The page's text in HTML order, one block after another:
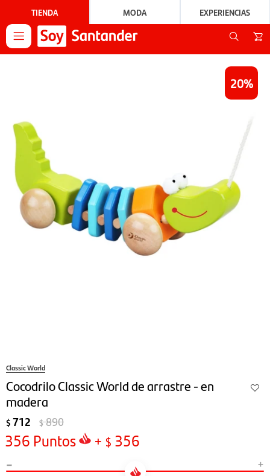
TIENDA MODA EXPERIENCIAS

20
Classic World
Cocodrilo Classic World de arrastre - en
madera
$ 712 $890
356 Puntos + $ 356
- +